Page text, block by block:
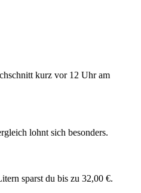
kurz vor 12 Uhr am
lohnt sich besonders.
sparst du bis zu 32,00 €.